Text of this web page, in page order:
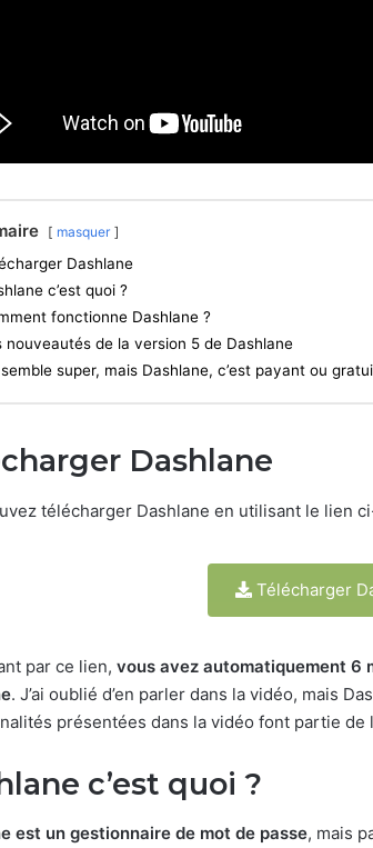
masquer
Dashlane
c’est quoi ?
fonctionne Dashlane ?
nouveautés de la version 5 de Dashlane
super, mais Dashlane, c’est payant ou
Dashlane
télécharger Dashlane en utilisant le lien
Télécharger
par ce lien, vous avez automatiquement 6
. J’ai oublié d’en parler dans la vidéo, mais
présentées dans la vidéo font partie de
c’est quoi ?
est un gestionnaire de mot de passe, mais